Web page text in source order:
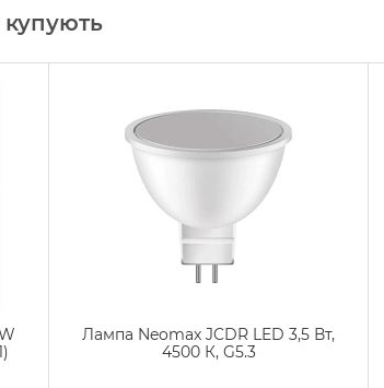
Лампа Neomax JCDR LED 3,5 Вт,
4500 К, G5.3